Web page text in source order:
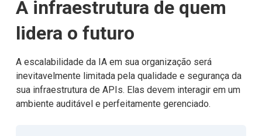
A infraestrutura de quem
lidera o futuro
A escalabilidade da IA em sua organização será
inevitavelmente limitada pela qualidade e segurança da
sua infraestrutura de APIs. Elas devem interagir em um
ambiente auditável e perfeitamente gerenciado.